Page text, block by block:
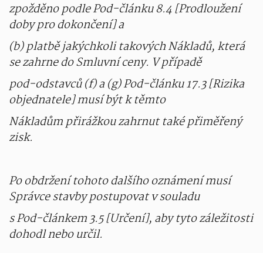
zpožděno podle Pod-článku 8.4 [Prodloužení
doby pro dokončení] a
(b) platbě jakýchkoli takových Nákladů, která
se zahrne do Smluvní ceny. V případě
pod-odstavců (f) a (g) Pod-článku 17.3 [Rizika
objednatele] musí být k těmto
Nákladům přirážkou zahrnut také přiměřený
zisk.
Po obdržení tohoto dalšího oznámení musí
Správce stavby postupovat v souladu
s Pod-článkem 3.5 [Určení], aby tyto záležitosti
dohodl nebo určil.